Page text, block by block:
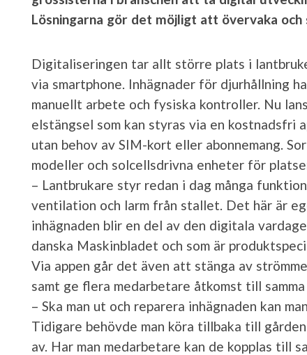
Lösningarna gör det möjligt att övervaka
Digitaliseringen tar allt större plats i
via smartphone. Inhägnader för djurhållning
manuellt arbete och fysiska kontroller. Nu
elstängsel som kan styras via en kostnadsfri
utan behov av SIM-kort eller abonnemang.
modeller och solcellsdrivna enheter för
– Lantbrukare styr redan i dag många
ventilation och larm från stallet. Det här är
inhägnaden blir en del av den digitala
danska Maskinbladet och som är
Via appen går det även att stänga av
samt ge flera medarbetare åtkomst till
– Ska man ut och reparera inhägnaden kan
Tidigare behövde man köra tillbaka till
av. Har man medarbetare kan de kopplas till